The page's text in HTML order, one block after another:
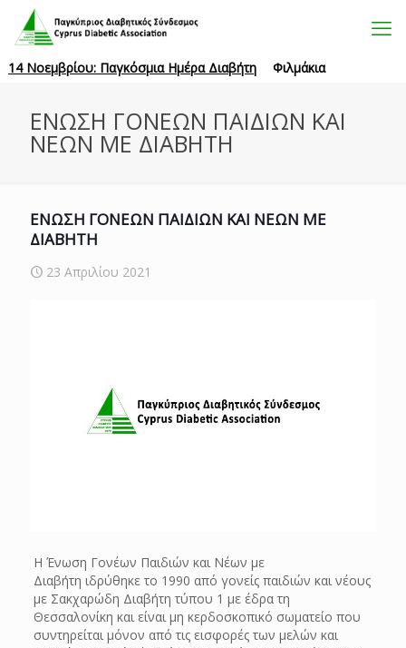
14 Νοεμβρίου: Παγκόσμια Ημέρα Διαβήτη Φιλμάκια
ΕΝΩΣΗ ΓΟΝΕΩΝ ΠΑΙΔΙΩΝ ΚΑΙ
ΝΕΩΝ ΜΕ ΔΙΑΒΗΤΗ
ΕΝΩΣΗ ΓΟΝΕΩΝ ΠΑΙΔΙΩΝ ΚΑΙ ΝΕΩΝ ΜΕ
ΔΙΑΒΗΤΗ
23 Απριλίου 2021
Η Ένωση Γονέων Παιδιών και Νέων με
Διαβήτη ιδρύθηκε το 1990 από γονείς παιδιών και νέους
με Σακχαρώδη Διαβήτη τύπου 1 με έδρα τη
Θεσσαλονίκη και είναι μη κερδοσκοπικό σωματείο που
συντηρείται μόνον από τις εισφορές των μελών και